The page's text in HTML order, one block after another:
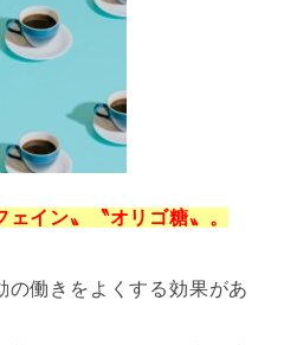
ェイン〟〝オリゴ糖〟。
の働きをよくする効果があ